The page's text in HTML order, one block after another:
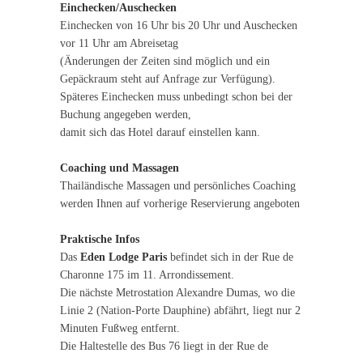
Einchecken/Auschecken
Einchecken von 16 Uhr bis 20 Uhr und Auschecken
vor 11 Uhr am Abreisetag
(Änderungen der Zeiten sind möglich und ein
Gepäckraum steht auf Anfrage zur Verfügung).
Späteres Einchecken muss unbedingt schon bei der
Buchung angegeben werden,
damit sich das Hotel darauf einstellen kann.
Coaching und Massagen
Thailändische Massagen und persönliches Coaching
werden Ihnen auf vorherige Reservierung angeboten
Praktische Infos
Das Eden Lodge Paris befindet sich in der Rue de
Charonne 175 im 11. Arrondissement.
Die nächste Metrostation Alexandre Dumas, wo die
Linie 2 (Nation-Porte Dauphine) abfährt, liegt nur 2
Minuten Fußweg entfernt.
Die Haltestelle des Bus 76 liegt in der Rue de